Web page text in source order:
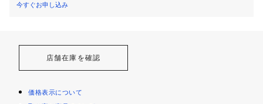
今すぐお申し込み
店舗在庫を確認
価格表示について